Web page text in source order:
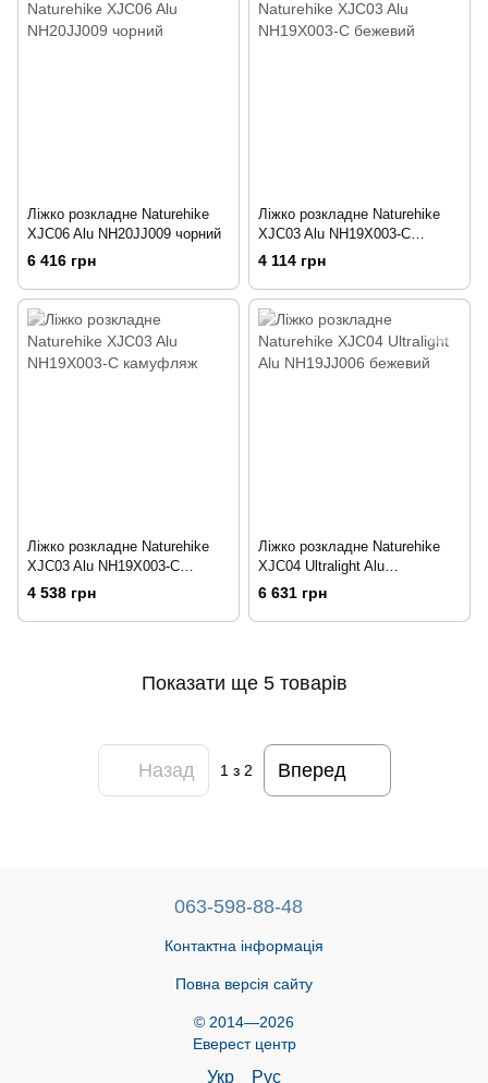
Ліжко розкладне Naturehike
XJC06 Alu NH20JJ009 чорний
6 416 грн
Ліжко розкладне Naturehike
XJC03 Alu NH19X003-C
бежевий
4 114 грн
Ліжко розкладне Naturehike
XJC03 Alu NH19X003-C
камуфляж
4 538 грн
Ліжко розкладне Naturehike
XJC04 Ultralight Alu
NH19JJ006 бежевий
6 631 грн
Показати ще 5 товарів
Назад 1з 2 Вперед
063-598-88-48
Контактна інформація
Повна версія сайту
© 2014—2026
Еверест центр
Укр Рус